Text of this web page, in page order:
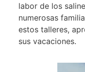
labor de los
numerosas
estos talleres,
sus vacaciones.